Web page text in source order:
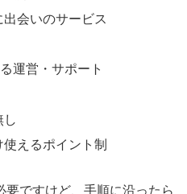
会いのサービス
運営・サポート
し
えるポイント制
ですけど、手順に沿ったら